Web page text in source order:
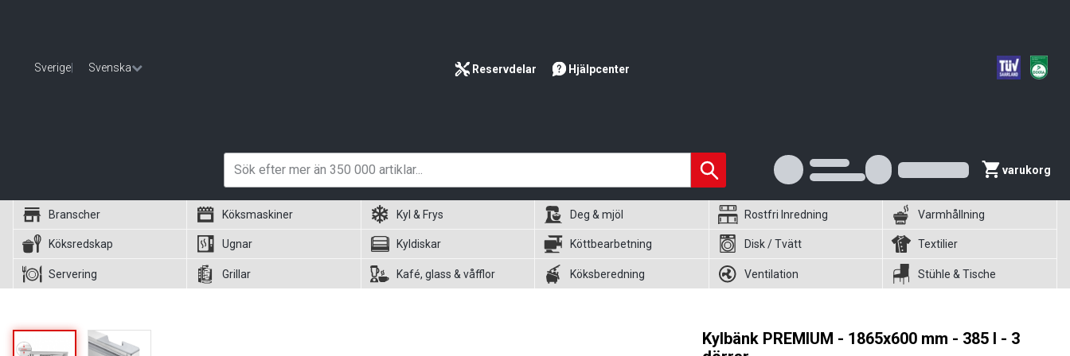
Sverige Svenska Reservdelar Hjälpcenter
varukorg
Branscher Köksmaskiner Kyl & Frys Deg & mjöl Rostfri Inredning Varmhållning
Köksredskap Ugnar Kyldiskar Köttbearbetning Disk / Tvätt Textilier
Servering Grillar Kafé, glass & våfflor Köksberedning Ventilation Stühle & Tische
Kylbänk PREMIUM - 1865x600 mm - 385 l - 3